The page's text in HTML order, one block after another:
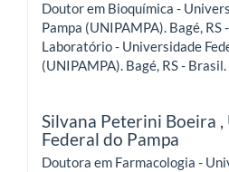
Doutor em Bioquímica -
Pampa (UNIPAMPA). Bagé, RS
Laboratório - Universidade
(UNIPAMPA). Bagé, RS - Brasil.
Silvana Peterini Boeira ,
Federal do Pampa
Doutora em Farmacologia -